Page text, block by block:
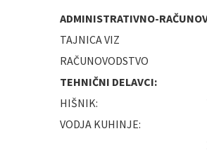
ADMINISTRATIVNO-
TAJNICA VIZ
RAČUNOVODSTVO
TEHNIČNI DELAVCI:
HIŠNIK:
VODJA KUHINJE: